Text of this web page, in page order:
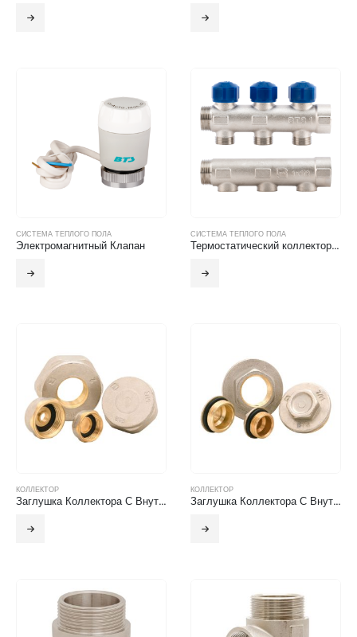
СИСТЕМА ТЕПЛОГО ПОЛА
Электромагнитный Клапан
СИСТЕМА ТЕПЛОГО ПОЛА
Термостатический коллектор подачи и обратного потока радиатора
КОЛЛЕКТОР
Заглушка Коллектора С Внутренней Резьбой
КОЛЛЕКТОР
Заглушка Коллектора С Внутренней Резьбой